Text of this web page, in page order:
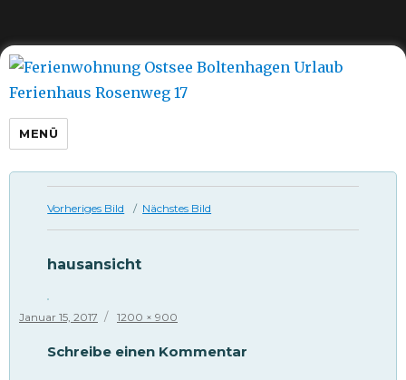
Ferienwohnung Ostsee
Boltenhagen Urlaub Ferienhaus
Rosenweg 17
MENÜ
Vorheriges Bild Nächstes Bild
hausansicht
Veröffentlicht
Januar 15, 2017 Originalgröße
1200 × 900
Schreibe einen Kommentar